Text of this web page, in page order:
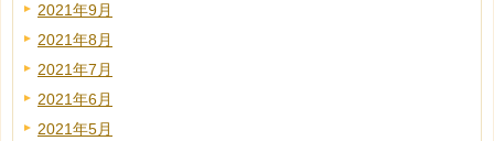
2021年9月
2021年8月
2021年7月
2021年6月
2021年5月